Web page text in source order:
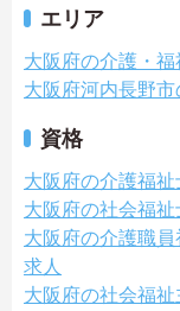
エリア
大阪府の介護・福
大阪府河内長野
資格
大阪府の介護福祉
大阪府の社会福祉
大阪府の介護職
求人
大阪府の社会福祉